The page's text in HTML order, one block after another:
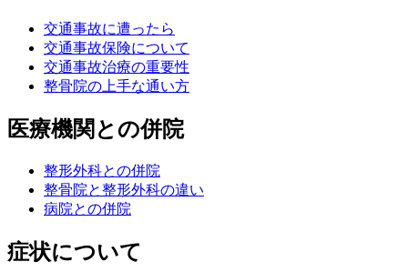
交通事故に遭ったら
交通事故保険について
交通事故治療の重要性
整骨院の上手な通い方
医療機関との併院
整形外科との併院
整骨院と整形外科の違い
病院との併院
症状について